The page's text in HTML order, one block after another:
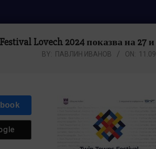
Lovech 2024 показва на
BY: ПАВЛИН ИВАНОВ ON: